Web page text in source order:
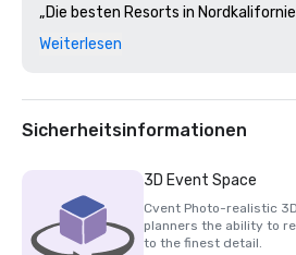
„Die besten Resorts in
Staaten
#1 auf den Golfplätzen der Greater
Luxus-Reisemagazin -2023
Die romantischsten Hotels der Welt
Weiterlesen
Sicherheitsinformationen
3D Event Space
Cvent Photo-realistic
planners the ability to
to the finest detail.